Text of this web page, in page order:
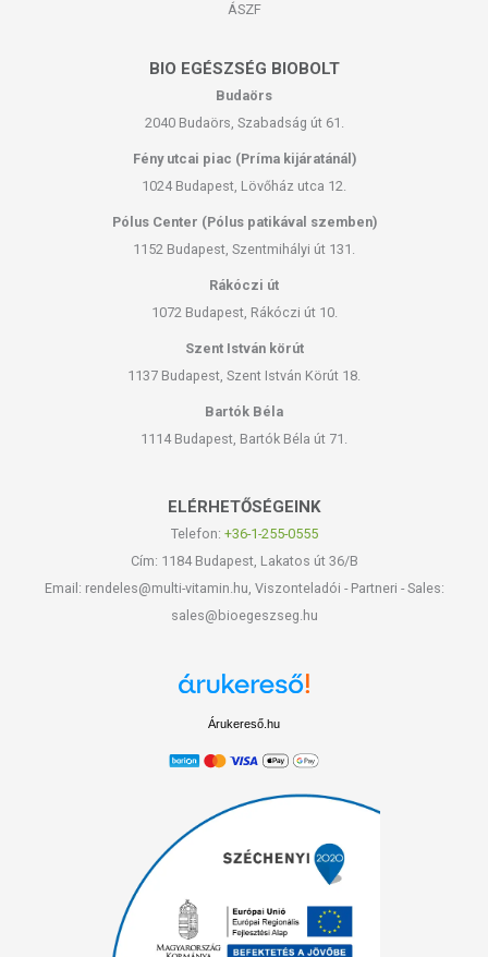
ÁSZF
BIO EGÉSZSÉG BIOBOLT
Budaörs
2040 Budaörs, Szabadság út 61.
Fény utcai piac (Príma kijáratánál)
1024 Budapest, Lövőház utca 12.
Pólus Center (Pólus patikával szemben)
1152 Budapest, Szentmihályi út 131.
Rákóczi út
1072 Budapest, Rákóczi út 10.
Szent István körút
1137 Budapest, Szent István Körút 18.
Bartók Béla
1114 Budapest, Bartók Béla út 71.
ELÉRHETŐSÉGEINK
Telefon: +36-1-255-0555
Cím: 1184 Budapest, Lakatos út 36/B
Email: rendeles@multi-vitamin.hu, Viszonteladói - Partneri - Sales:
sales@bioegeszseg.hu
Árukereső.hu